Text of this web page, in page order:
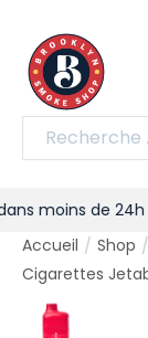
de 24h
Accueil / Shop /
Cigarettes